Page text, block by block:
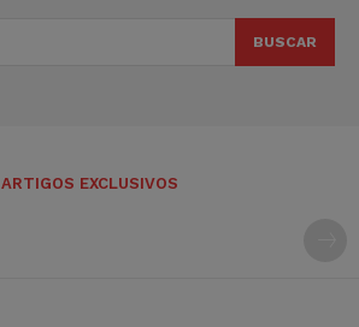
BUSCAR
ARTIGOS EXCLUSIVOS